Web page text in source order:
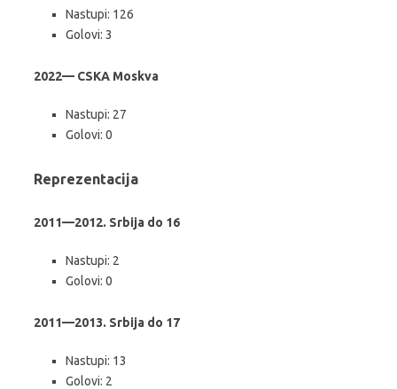
Nastupi: 126
Golovi: 3
2022— CSKA Moskva
Nastupi: 27
Golovi: 0
Reprezentacija
2011—2012. Srbija do 16
Nastupi: 2
Golovi: 0
2011—2013. Srbija do 17
Nastupi: 13
Golovi: 2